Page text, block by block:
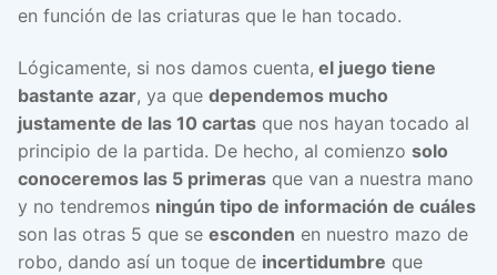
en función de las criaturas que le han tocado.
Lógicamente, si nos damos cuenta, el juego tiene
bastante azar, ya que dependemos mucho
justamente de las 10 cartas que nos hayan tocado al
principio de la partida. De hecho, al comienzo solo
conoceremos las 5 primeras que van a nuestra mano
y no tendremos ningún tipo de información de cuáles
son las otras 5 que se esconden en nuestro mazo de
robo, dando así un toque de incertidumbre que